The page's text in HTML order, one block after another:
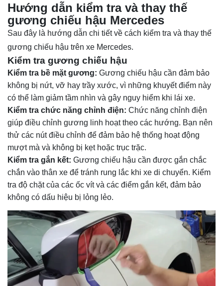
Hướng dẫn kiểm tra và thay thế
gương chiếu hậu Mercedes
Sau đây là hướng dẫn chi tiết về cách kiểm tra và thay thế
gương chiếu hậu trên xe Mercedes.
Kiểm tra gương chiếu hậu
Kiểm tra bề mặt gương: Gương chiếu hậu cần đảm bảo
không bị nứt, vỡ hay trầy xước, vì những khuyết điểm này
có thể làm giảm tầm nhìn và gây nguy hiểm khi lái xe.
Kiểm tra chức năng chỉnh điện: Chức năng chỉnh điện
giúp điều chỉnh gương linh hoạt theo các hướng. Bạn nên
thử các nút điều chỉnh để đảm bảo hệ thống hoạt động
mượt mà và không bị kẹt hoặc trục trặc.
Kiểm tra gắn kết: Gương chiếu hậu cần được gắn chắc
chắn vào thân xe để tránh rung lắc khi xe di chuyển. Kiểm
tra độ chặt của các ốc vít và các điểm gắn kết, đảm bảo
không có dấu hiệu bị lỏng lẻo.